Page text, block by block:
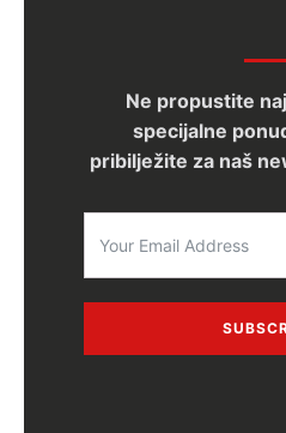
Ne propustite
specijalne
pribilježite za naš